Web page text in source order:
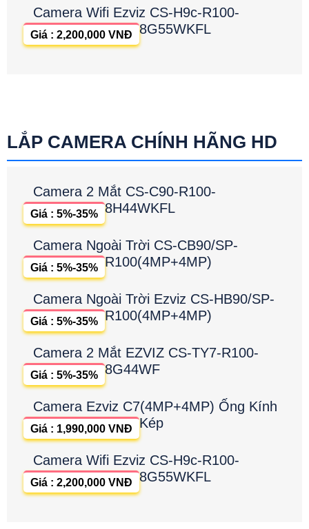
Camera Wifi Ezviz CS-H9c-R100-
8G55WKFL
Giá : 2,200,000 VNĐ
LẮP CAMERA CHÍNH HÃNG HD
Camera 2 Mắt CS-C90-R100-
8H44WKFL
Giá : 5%-35%
Camera Ngoài Trời CS-CB90/SP-
R100(4MP+4MP)
Giá : 5%-35%
Camera Ngoài Trời Ezviz CS-HB90/SP-
R100(4MP+4MP)
Giá : 5%-35%
Camera 2 Mắt EZVIZ CS-TY7-R100-
8G44WF
Giá : 5%-35%
Camera Ezviz C7(4MP+4MP) Ống Kính
Kép
Giá : 1,990,000 VNĐ
Camera Wifi Ezviz CS-H9c-R100-
8G55WKFL
Giá : 2,200,000 VNĐ